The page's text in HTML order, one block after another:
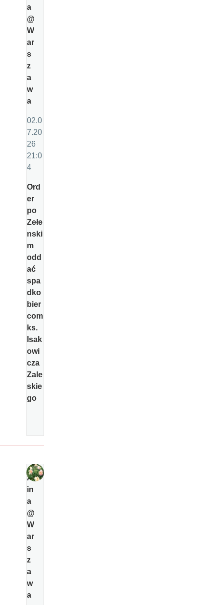
a
@
W
ar
s
z
a
w
a
02.0
7.20
26
21:0
4
Ord
er
po
Zełe
nski
m
odd
ać
spa
dko
bier
com
ks.
Isak
owi
cza
Zale
skie
go
Al
in
a
@
W
ar
s
z
a
w
a